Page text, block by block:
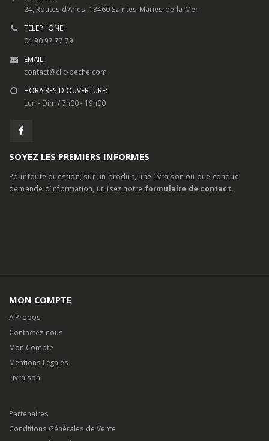
ADRESSE:
24, Routes d’Arles, 13460 Saintes-Maries-de-la-Mer
TELEPHONE:
04 90 97 77 79
EMAIL:
contact@clic-peche.com
HORAIRES D'OUVERTURE:
SOYEZ LES PREMIERS INFORMES
Pour toute question, sur un produit, une livraison ou quelconque
MON COMPTE
A Propos
Contactez-nous
Mon Compte
Mentions Légales
Partenaires